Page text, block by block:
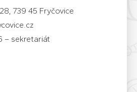
739 45 Fryčovice
– sekretariát